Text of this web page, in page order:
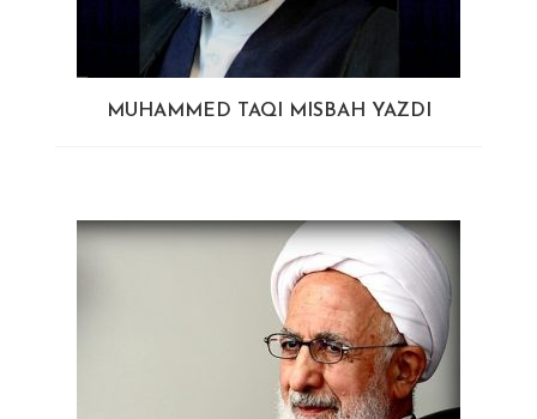
MUHAMMED TAQI MISBAH YAZDI